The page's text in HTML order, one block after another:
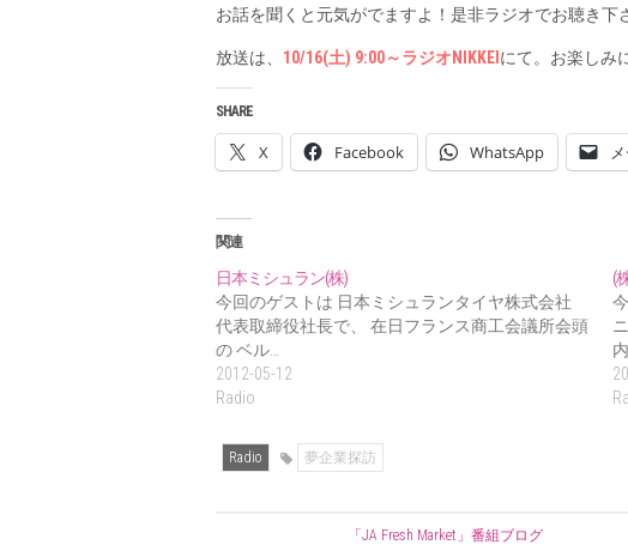
お話を聞くと元気がでますよ！是非ラジオでお聴き
放送は、 10/16(土) 9:00～ラジオNIKKEI にて。お楽しみ
SHARE
X Facebook WhatsApp
関連
日本ミシュラン(株)
今回のゲストは 日本ミシュランタイヤ株式会社
代表取締役社長で、 在日フランス商工会議所会頭
の ベル…
2012-05-12
Radio
(
Radio 夢企業探訪
「JA Fresh Market」番組ブログ